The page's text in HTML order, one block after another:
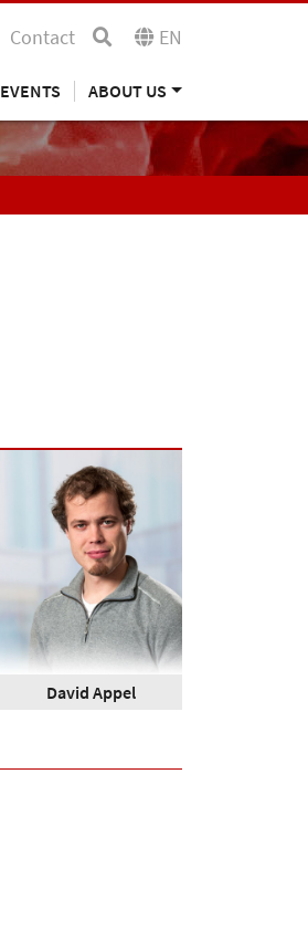
Contact EN
EVENTS ABOUT US
David Appel